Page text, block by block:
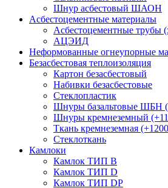
Шнур асбестовый ШАОН
Асбестоцементные материалы
Асбестоцементные трубы
АЦЭИД
Неформованные огнеупорные
Безасбестовая теплоизоляция
Картон безасбестовый
Набивки безасбестовые
Стеклопластик
Шнуры базальтовые ШБН
Шнуры кремнеземный
Ткань кремнеземная
Стеклоткань
Камлоки
Камлок ТИП B
Камлок ТИП D
Камлок ТИП DP